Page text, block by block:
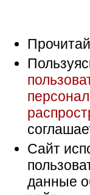
Сайт
данные